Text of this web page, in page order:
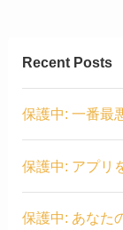
Recent Posts
保護中: 一番最
保護中: アプリ
保護中: あなた